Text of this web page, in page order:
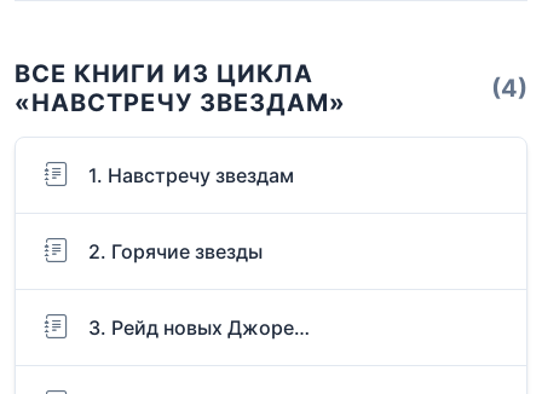
ВСЕ КНИГИ ИЗ ЦИКЛА
«НАВСТРЕЧУ ЗВЕЗДАМ»
(4)
1. Навстречу звездам
2. Горячие звезды
3. Рейд новых Джоре…